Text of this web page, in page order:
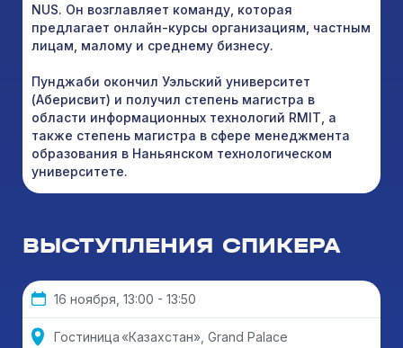
NUS. Он возглавляет команду, которая
предлагает онлайн-курсы организациям, частным
лицам, малому и среднему бизнесу.
Пунджаби окончил Уэльский университет
(Аберисвит) и получил степень магистра в
области информационных технологий RMIT, а
также степень магистра в сфере менеджмента
образования в Наньянском технологическом
университете.
ВЫСТУПЛЕНИЯ СПИКЕРА
16 ноября, 13:00 - 13:50
Гостиница «Казахстан», Grand Palace